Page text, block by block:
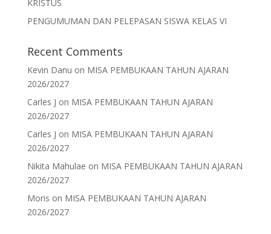
KRISTUS
PENGUMUMAN DAN PELEPASAN SISWA KELAS VI
Recent Comments
Kevin Danu on MISA PEMBUKAAN TAHUN AJARAN
2026/2027
Carles J on MISA PEMBUKAAN TAHUN AJARAN
2026/2027
Carles J on MISA PEMBUKAAN TAHUN AJARAN
2026/2027
Nikita Mahulae on MISA PEMBUKAAN TAHUN AJARAN
2026/2027
Moris on MISA PEMBUKAAN TAHUN AJARAN
2026/2027